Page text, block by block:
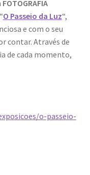
Playboy
Fotográfica Fnac
FOTOGRAFIA
O Passeio da Luz“,
e com o seu
contar. Através de
de cada momento,
o-passeio-